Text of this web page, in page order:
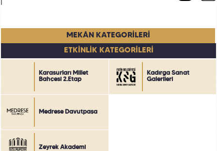
MEKÂN KATEGORİLERİ
ETKİNLİK KATEGORİLERİ
Karasurları Millet
Bahçesi 2.Etap
Medrese Davutpaşa
Zeyrek Akademi
Kadırga Sanat
Galerileri